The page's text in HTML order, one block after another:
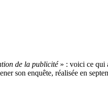
de la publicité» : voici ce qui
son enquête, réalisée en